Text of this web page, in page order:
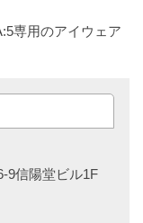
専用のアイウェア
9信陽堂ビル1F